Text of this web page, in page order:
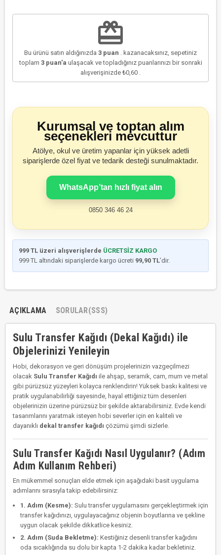
redeem
Bu ürünü satın aldığınızda 3 puan . kazanacaksınız, sepetiniz
toplam 3puan'a ulaşacak ve topladığınız puanlarınızı bir sonraki
alışverişinizde ₺0,60 .
Kurumsal ve toptan alım
seçenekleri mevcuttur
Atölye, okul ve üretim yapanlar için yüksek adetli
siparişlerde özel fiyat ve tedarik desteği sunulmaktadır.
WhatsApp’tan hızlı fiyat alın
0850 346 46 24
999 TL üzeri alışverişlerde ÜCRETSİZ KARGO
999 TL altındaki siparişlerde kargo ücreti 99,90 TL’dir.
AÇIKLAMA SORULAR(SSS)
Sulu Transfer Kağıdı (Dekal Kağıdı) ile
Objelerinizi Yenileyin
Hobi, dekorasyon ve geri dönüşüm projelerinizin vazgeçilmezi
olacak Sulu Transfer Kağıdı ile ahşap, seramik, cam, mum ve metal
gibi pürüzsüz yüzeyleri kolayca renklendirin! Yüksek baskı kalitesi ve
pratik uygulanabilirliği sayesinde, hayal ettiğiniz tüm desenleri
objelerinizin üzerine pürüzsüz bir şekilde aktarabilirsiniz. Evde kendi
tasarımlarını yaratmak isteyen hobi severler için en kaliteli ve
dayanıklı dekal transfer kağıdı çözümü şimdi sizlerle.
Sulu Transfer Kağıdı Nasıl Uygulanır? (Adım
Adım Kullanım Rehberi)
En mükemmel sonuçları elde etmek için aşağıdaki basit uygulama
adımlarını sırasıyla takip edebilirsiniz:
1. Adım (Kesme): Sulu transfer uygulamasını gerçekleştirmek için
transfer kağıdınızı, uygulayacağınız objenin boyutlarına ve şekline
uygun olacak şekilde dikkatlice kesiniz.
2. Adım (Suda Bekletme): Kestiğiniz desenli transfer kağıdını
oda sıcaklığında su dolu bir kapta 1-2 dakika kadar bekletiniz.